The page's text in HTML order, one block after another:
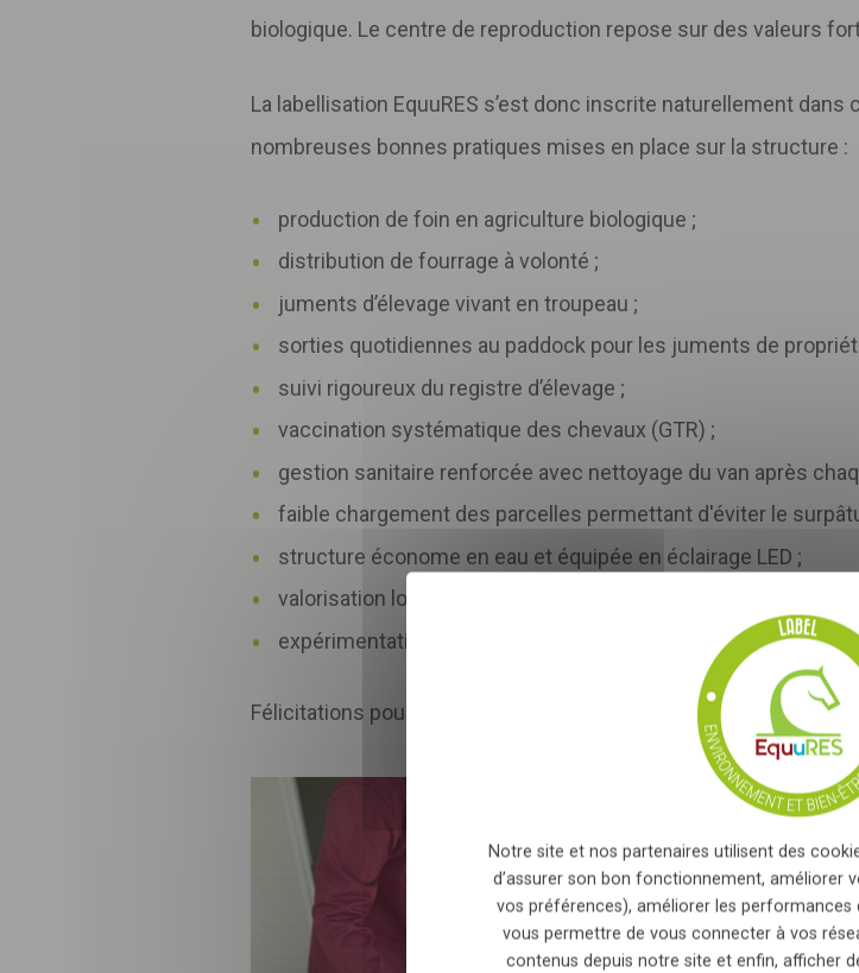
biologique. Le centre de reproduction repose sur des valeurs
La labellisation EquuRES s’est donc inscrite naturellement
nombreuses bonnes pratiques mises en place sur la structure :
production de foin en agriculture biologique ;
distribution de fourrage à volonté ;
juments d’élevage vivant en troupeau ;
sorties quotidiennes au paddock pour les juments de
suivi rigoureux du registre d’élevage ;
vaccination systématique des chevaux (GTR) ;
gestion sanitaire renforcée avec nettoyage du van après
faible chargement des parcelles permettant d'éviter le
structure économe en eau et équipée en éclairage LED ;
valorisation locale du fumier, évacué lors des curages chez
expérimentation d’une litière issue du recyclage des déchets
Félicitations pour cette labellisation !
Télécharger
Sélectionnez nombre de salariés...
En envoyant le formulaire, vous acceptez que les
relation commerciale qui peut en découler
Notre site et nos partenaires utilisent des
d’assurer son bon fonctionnement, améliorer
vos préférences), améliorer les performances
vous permettre de vous connecter à vos
contenus depuis notre site et enfin, afficher